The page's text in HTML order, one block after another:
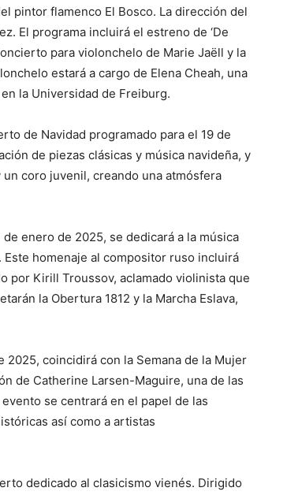
pintor flamenco El Bosco. La dirección del
El programa incluirá el estreno de ‘De
para violonchelo de Marie Jaëll y la
estará a cargo de Elena Cheah, una
la Universidad de Freiburg.
de Navidad programado para el 19 de
de piezas clásicas y música navideña, y
coro juvenil, creando una atmósfera
enero de 2025, se dedicará a la música
homenaje al compositor ruso incluirá
por Kirill Troussov, aclamado violinista que
la Obertura 1812 y la Marcha Eslava,
coincidirá con la Semana de la Mujer
de Catherine Larsen-Maguire, una de las
se centrará en el papel de las
así como a artistas
dedicado al clasicismo vienés. Dirigido